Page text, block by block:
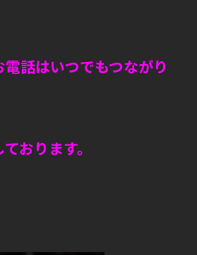
話はいつでもつながり
おります。